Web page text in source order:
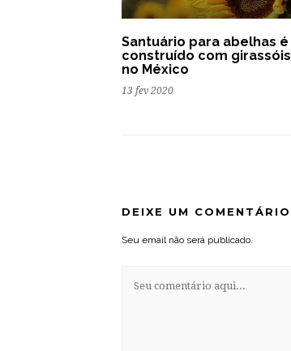
Santuário para abelhas é
construído com girassóis
no México
13 fev 2020
DEIXE UM COMENTÁRIO
Seu email não será publicado.